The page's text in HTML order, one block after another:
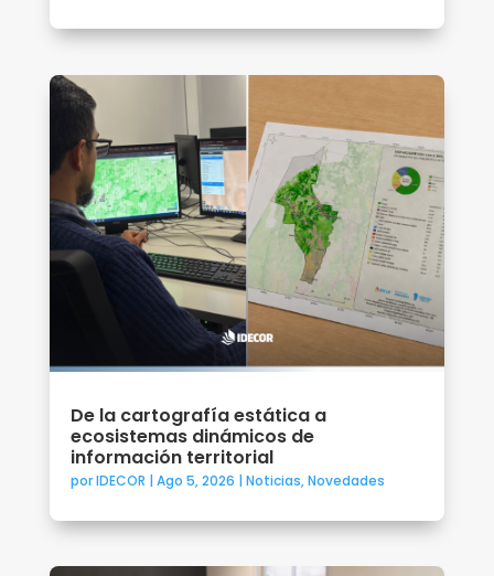
De la cartografía estática a
ecosistemas dinámicos de
información territorial
porIDECOR | Ago 5, 2026 | Noticias,Novedades